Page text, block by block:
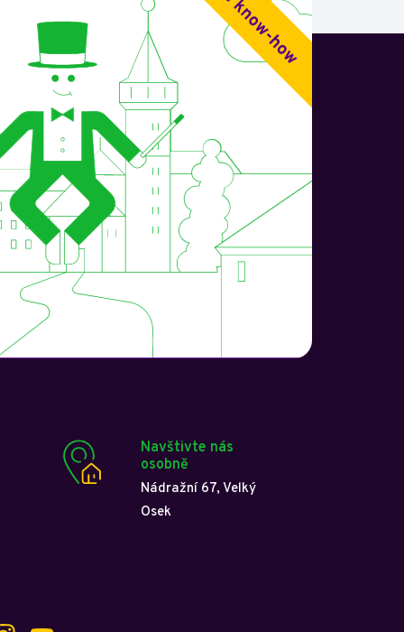
Navštivte nás
osobně
Nádražní 67, Velký
Osek